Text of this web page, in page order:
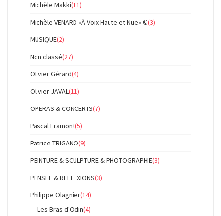
Michèle Makki(11)
Michèle VENARD «À Voix Haute et Nue» ©(3)
MUSIQUE(2)
Non classé(27)
Olivier Gérard(4)
Olivier JAVAL(11)
OPERAS & CONCERTS(7)
Pascal Framont(5)
Patrice TRIGANO(9)
PEINTURE & SCULPTURE & PHOTOGRAPHIE(3)
PENSEE & REFLEXIONS(3)
Philippe Olagnier(14)
Les Bras d'Odin(4)